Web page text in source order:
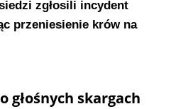
zgłosili incydent
przeniesienie krów na
głośnych skargach